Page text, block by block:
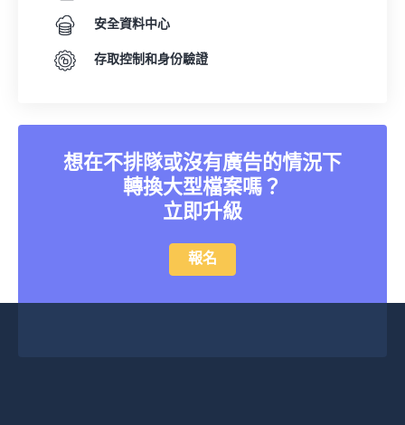
安全資料中心
存取控制和身份驗證
想在不排隊或沒有廣告的情況下
轉換大型檔案嗎？
立即升級
報名